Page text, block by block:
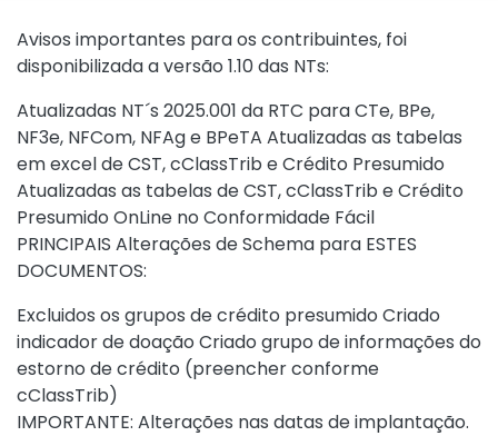
Avisos importantes para os contribuintes, foi
disponibilizada a versão 1.10 das NTs:
Atualizadas NT´s 2025.001 da RTC para CTe, BPe,
NF3e, NFCom, NFAg e BPeTA Atualizadas as tabelas
em excel de CST, cClassTrib e Crédito Presumido
Atualizadas as tabelas de CST, cClassTrib e Crédito
Presumido OnLine no Conformidade Fácil
PRINCIPAIS Alterações de Schema para ESTES
DOCUMENTOS:
Excluidos os grupos de crédito presumido Criado
indicador de doação Criado grupo de informações do
estorno de crédito (preencher conforme
cClassTrib)
IMPORTANTE: Alterações nas datas de implantação.